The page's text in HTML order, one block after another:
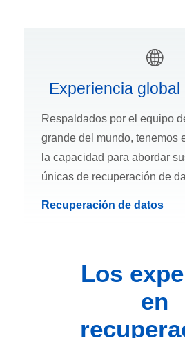
Experiencia global
Respaldados por el equipo
grande del mundo, tenemos
la capacidad para abordar
únicas de recuperación de
Recuperación de datos
Los
en